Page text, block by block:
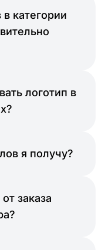
категории
логотип в
я получу?
заказа